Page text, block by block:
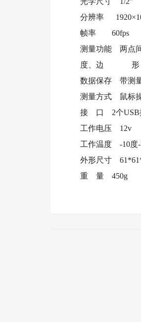
分辨率
帧率 60fps
测量功能 两点
度、边 形
数据保存 带测
测量方式 鼠标
接 口 2个USB
工作电压 12v
工作温度 -10度-
外形尺寸
重 量 450g